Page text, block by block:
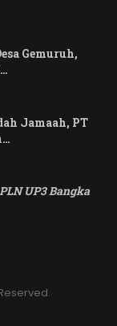
Gemuruh,
Jamaah, PT
UP3 Bangka